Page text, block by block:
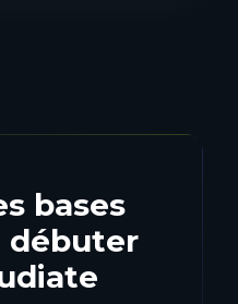
bases
débuter